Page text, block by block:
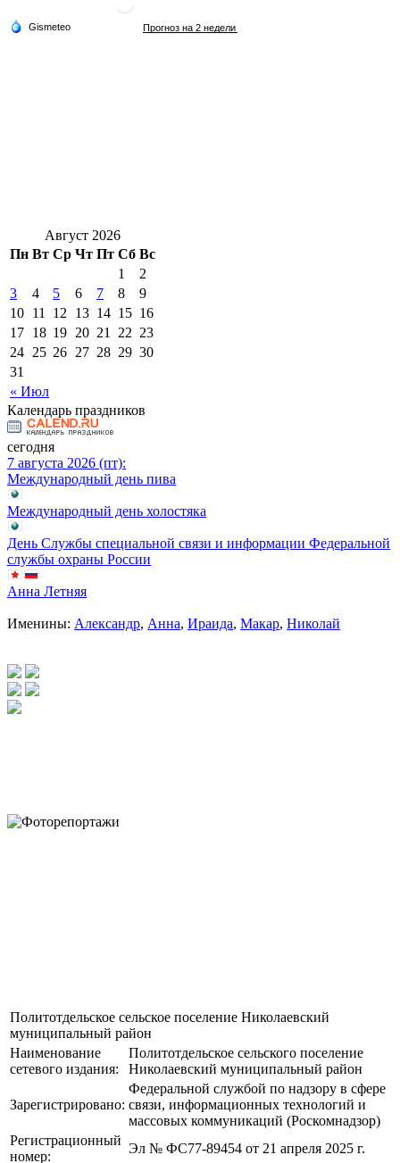
Август 2026
Пн Вт Ср Чт Пт Сб Вс
« Июл
1
2
3
4 5 6 7 8
9
10 11 12 13 14 15 16
17 18 19 20 21 22 23
24 25 26 27 28 29 30
31
Календарь праздников
сегодня
7 августа 2026 (пт):
Международный день пива
Международный день холостяка
День Службы специальной связи и информации Федеральной
службы охраны России
Анна Летняя
Именины: Александр, Анна, Ираида, Макар, Николай
Политотдельское сельское поселение Николаевский
муниципальный район
Наименование
сетевого издания:
Политотдельское сельского поселение
Николаевский муниципальный район
Зарегистрировано:
Федеральной службой по надзору в сфере
связи, информационных технологий и
массовых коммуникаций (Роскомнадзор)
Регистрационный
номер:
Эл № ФС77-89454 от 21 апреля 2025 г.